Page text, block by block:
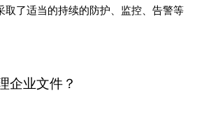
取了适当的持续的防护、监控、告警等
企业文件？